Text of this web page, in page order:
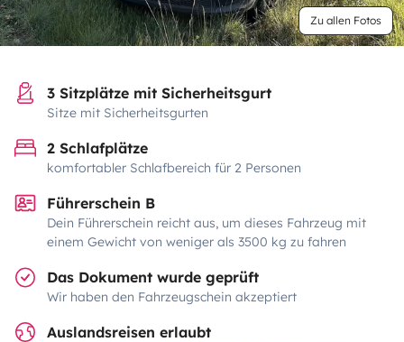
Zu allen Fotos
3 Sitzplätze mit Sicherheitsgurt
Sitze mit Sicherheitsgurten
2 Schlafplätze
komfortabler Schlafbereich für 2 Personen
Führerschein B
Dein Führerschein reicht aus, um dieses Fahrzeug mit
einem Gewicht von weniger als 3500 kg zu fahren
Das Dokument wurde geprüft
Wir haben den Fahrzeugschein akzeptiert
Auslandsreisen erlaubt